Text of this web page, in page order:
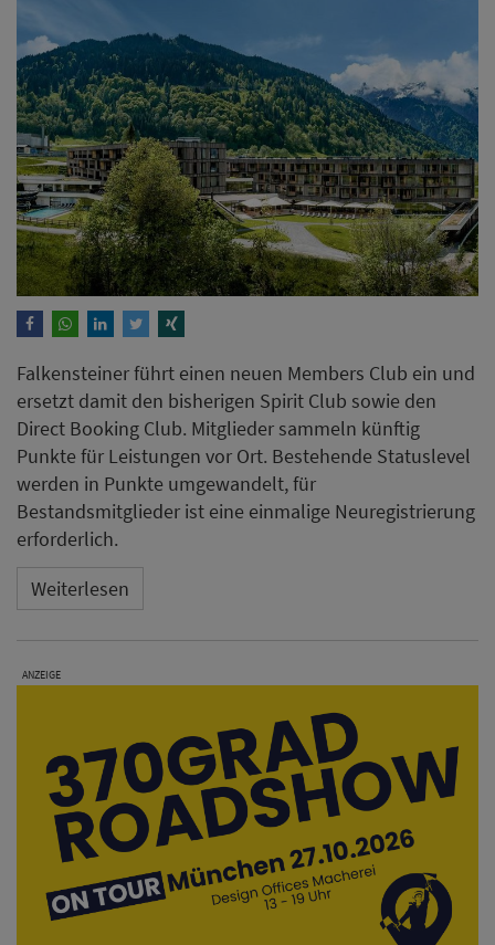
Falkensteiner führt einen neuen Members Club ein und
ersetzt damit den bisherigen Spirit Club sowie den
Direct Booking Club. Mitglieder sammeln künftig
Punkte für Leistungen vor Ort. Bestehende Statuslevel
werden in Punkte umgewandelt, für
Bestandsmitglieder ist eine einmalige Neuregistrierung
erforderlich.
Weiterlesen
ANZEIGE